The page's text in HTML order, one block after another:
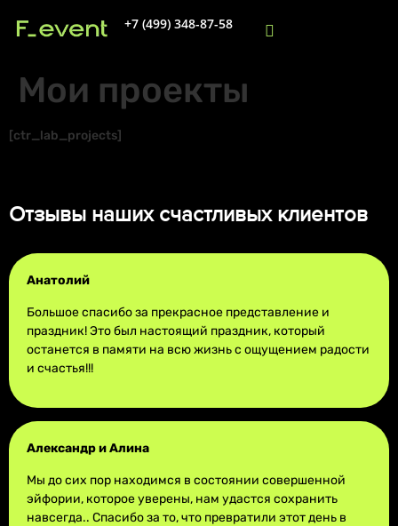
+7 (499) 348-87-58
Мои проекты
[ctr_lab_projects]
Отзывы наших счастливых клиентов
Анатолий
Большое спасибо за прекрасное представление и
праздник! Это был настоящий праздник, который
останется в памяти на всю жизнь с ощущением радости
и счастья!!!
Александр и Алина
Мы до сих пор находимся в состоянии совершенной
эйфории, которое уверены, нам удастся сохранить
навсегда.. Спасибо за то, что превратили этот день в